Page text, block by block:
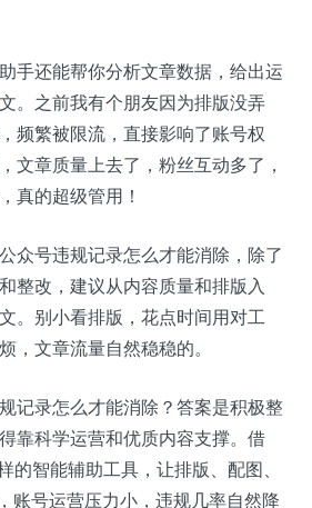
手还能帮你分析文章数据，给出运
。之前我有个朋友因为排版没弄
频繁被限流，直接影响了账号权
文章质量上去了，粉丝互动多了，
真的超级管用！
众号违规记录怎么才能消除，除了
整改，建议从内容质量和排版入
。别小看排版，花点时间用对工
，文章流量自然稳稳的。
记录怎么才能消除？答案是积极整
靠科学运营和优质内容支撑。借
的智能辅助工具，让排版、配图、
账号运营压力小，违规几率自然降